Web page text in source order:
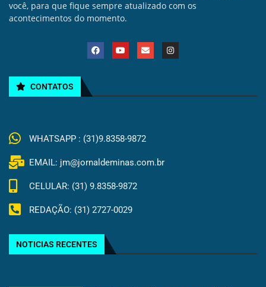
você, para que fique sempre atualizado com os
acontecimentos do momento.
CONTATOS
WHATSAPP : (31)9.8358-9872
EMAIL: jm@jornaldeminas.com.br
CELULAR: (31) 9.8358-9872
REDAÇÃO: (31) 2727-0029
NOTICIAS RECENTES